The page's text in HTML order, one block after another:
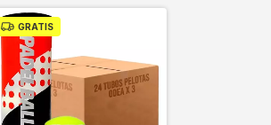
GRATIS